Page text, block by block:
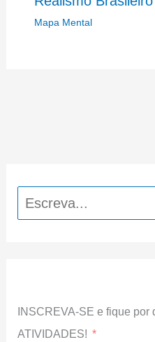
Mapa Mental
Pesquisar
INSCREVA-SE e fique por
ATIVIDADES!